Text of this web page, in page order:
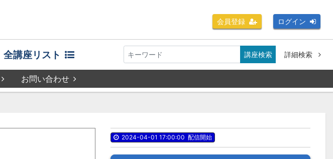
会員登録 ログイン
全講座リスト 講座検索 詳細検索
お問い合わせ
2024-04-01 17:00:00 配信開始